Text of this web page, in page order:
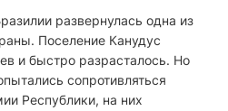
развернулась одна из
Поселение Канудус
и быстро разрасталось. Но
сопротивляться
Республики, на них